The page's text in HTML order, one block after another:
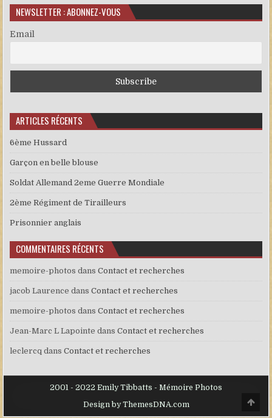
NEWSLETTER : ABONNEZ-VOUS
Email
ARTICLES RÉCENTS
6ème Hussard
Garçon en belle blouse
Soldat Allemand 2eme Guerre Mondiale
2ème Régiment de Tirailleurs
Prisonnier anglais
COMMENTAIRES RÉCENTS
memoire-photos dansContact et recherches
jacob Laurence dansContact et recherches
memoire-photos dansContact et recherches
Jean-Marc L Lapointe dansContact et recherches
leclercq dansContact et recherches
2001 - 2022 Emily Tibbatts - Mémoire Photos
Design by ThemesDNA.com